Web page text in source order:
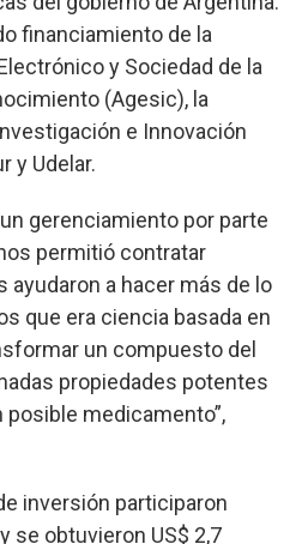
financiamiento de la
y Sociedad de la
(Agesic), la
e Innovación
y Udelar.
gerenciamiento por parte
permitió contratar
ayudaron a hacer más de lo
que era ciencia basada en
un compuesto del
propiedades potentes
posible medicamento”,
inversión participaron
se obtuvieron US$ 2,7